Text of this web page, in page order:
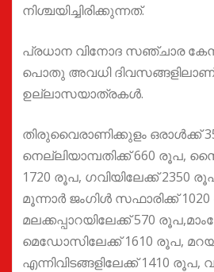
നിശ്ചയിച്ചിരിക്കുന്നത്.
പ്രധാന വിനോദ സഞ്ചാര
പൊതു അവധി ദിവസങ്ങളിലാണ്
ഉല്ലാസയാത്രകള്‍.
തിരുവൈരാണിക്കുളം ഒരാള്‍ക്ക്
നെല്ലിയാമ്പതിക്ക് 660 രൂപ,
1720 രൂപ, ഗവിയിലേക്ക് 2350
മൂന്നാര്‍ ജംഗിള്‍ സഫാരിക്ക്
മലക്കപ്പാറയിലേക്ക് 570
മെഡോസിലേക്ക് 1610 രൂപ,
എന്നിവിടങ്ങളിലേക്ക് 1410 രൂപ,